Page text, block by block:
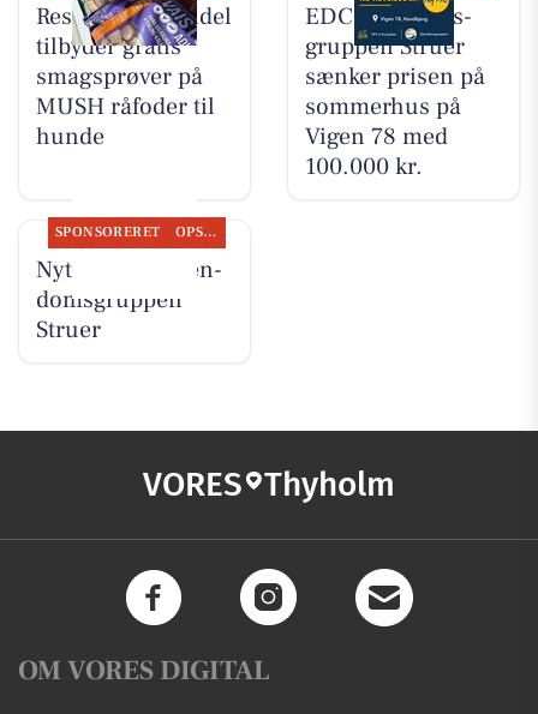
Resen Landhandel
tilbyder gratis
smagsprøver på
MUSH råfoder til
hunde
EDC Ejen­doms­
grup­pen Struer
sænker prisen på
sommerhus på
Vigen 78 med
100.000 kr.
SPONSORERET OPSLAGSTAVLEN
Nyt fra EDC Ejen­
doms­grup­pen
Struer
VORES Thyholm
OM VORES DIGITAL